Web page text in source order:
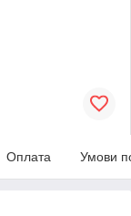
Оплата Умови